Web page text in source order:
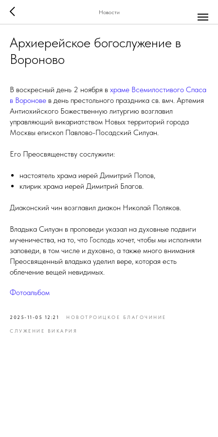
Новости
Архиерейское богослужение в
Вороново
В воскресный день 2 ноября в храме Всемилостивого Спаса
в Воронове в день престольного праздника св. вмч. Артемия
Антиохийского Божественную литургию возглавил
управляющий викариатством Новых территорий города
Москвы епископ Павлово-Посадский Силуан.
Его Преосвященству сослужили:
настоятель храма иерей Димитрий Попов,
клирик храма иерей Димитрий Благов.
Диаконский чин возглавил диакон Николай Поляков.
Владыка Силуан в проповеди указал на духовные подвиги
мученичества, на то, что Господь хочет, чтобы мы исполняли
заповеди, в том числе и духовно, а также много внимания
Преосвященный владыка уделил вере, которая есть
облечение вещей невидимых.
Фотоальбом
2025-11-05 12:21 НОВОТРОИЦКОЕ БЛАГОЧИНИЕ
СЛУЖЕНИЕ ВИКАРИЯ